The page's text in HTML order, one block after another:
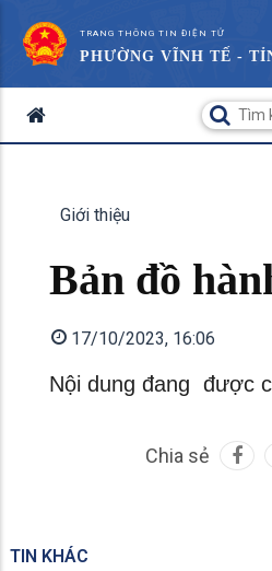
TRANG THÔNG TIN ĐIỆN TỬ
PHƯỜNG VĨNH TẾ -
Giới thiệu
Bản đồ
17/10/2023, 16:06
Nội dung đang được
Chia sẻ
TIN KHÁC